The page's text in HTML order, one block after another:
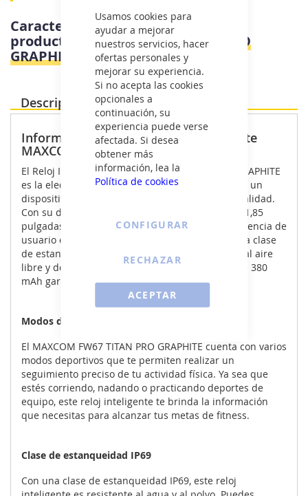
Usamos cookies para
ayudar a mejorar
nuestros servicios, hacer
ofertas personales y
mejorar su experiencia.
Si no acepta las cookies
opcionales a
continuación, su
experiencia puede verse
afectada. Si desea
obtener más
información, lea la
Política de cookies
ACEPTAR
CONFIGURAR
RECHAZAR
Características e información del
producto
Maxcom FW67 TITAN PRO
GRAPHITIE - Deporte
Descripción Producto
Información destacada Reloj Inteligente
MAXCOM FW67 TITAN PRO GRAPHITE
El Reloj Inteligente MAXCOM FW67 TITAN PRO GRAPHITE
es la elección perfecta para aquellos que buscan un
dispositivo portátil que combine estilo y funcionalidad.
Con su diseño en color grafito y una pantalla de 1,85
pulgadas, este reloj inteligente ofrece una experiencia de
usuario excepcional. Con modos deportivos y una clase
de estanqueidad IP69, es ideal para actividades al aire
libre y deportes extremos. Además, su batería de 380
mAh garantiza un rendimiento duradero.
Modos deportivos
El MAXCOM FW67 TITAN PRO GRAPHITE cuenta con varios
modos deportivos que te permiten realizar un
seguimiento preciso de tu actividad física. Ya sea que
estés corriendo, nadando o practicando deportes de
equipo, este reloj inteligente te brinda la información
que necesitas para alcanzar tus metas de fitness.
Clase de estanqueidad IP69
Con una clase de estanqueidad IP69, este reloj